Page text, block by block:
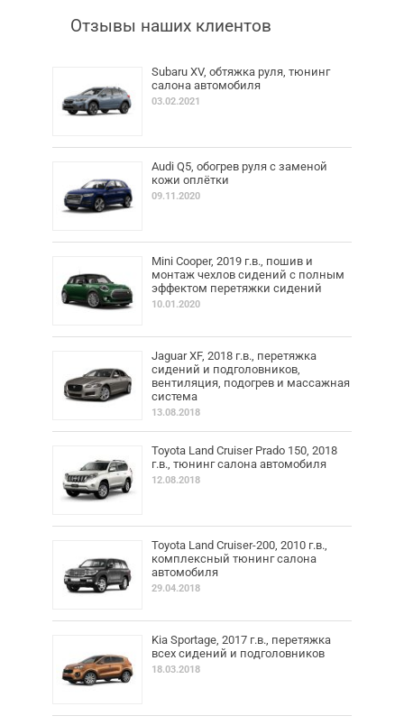
Отзывы наших клиентов
Subaru XV, обтяжка руля, тюнинг
салона автомобиля
03.02.2021
Audi Q5, обогрев руля с заменой
кожи оплётки
09.11.2020
Mini Cooper, 2019 г.в., пошив и
монтаж чехлов сидений с полным
эффектом перетяжки сидений
10.01.2020
Jaguar XF, 2018 г.в., перетяжка
сидений и подголовников,
вентиляция, подогрев и массажная
система
13.08.2018
Toyota Land Cruiser Prado 150, 2018
г.в., тюнинг салона автомобиля
12.08.2018
Toyota Land Cruiser-200, 2010 г.в.,
комплексный тюнинг салона
автомобиля
29.04.2018
Kia Sportage, 2017 г.в., перетяжка
всех сидений и подголовников
18.03.2018